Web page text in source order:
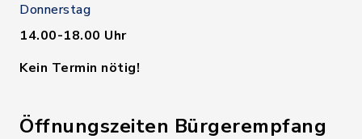
Donnerstag
14.00-18.00 Uhr
Kein Termin nötig!
Öffnungszeiten Bürgerempfang